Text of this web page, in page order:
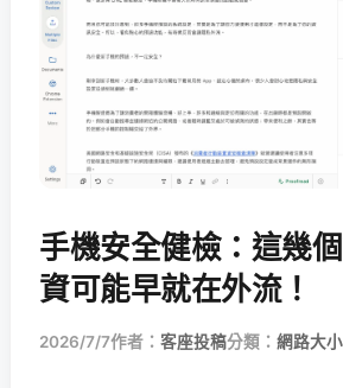
手機安全健檢：這幾
資可能早就在外流！
2026/7/7作者： 客座投稿分類： 網路大